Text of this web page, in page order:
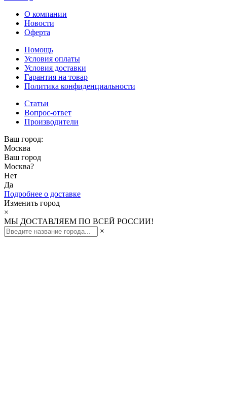
О компании
Новости
Оферта
Помощь
Условия оплаты
Условия доставки
Гарантия на товар
Политика конфиденциальности
Статьи
Вопрос-ответ
Производители
Ваш город:
Москва
Ваш город
Москва?
Нет
Да
Подробнее о доставке
Изменить город
×
МЫ ДОСТАВЛЯЕМ ПО ВСЕЙ РОССИИ!
×